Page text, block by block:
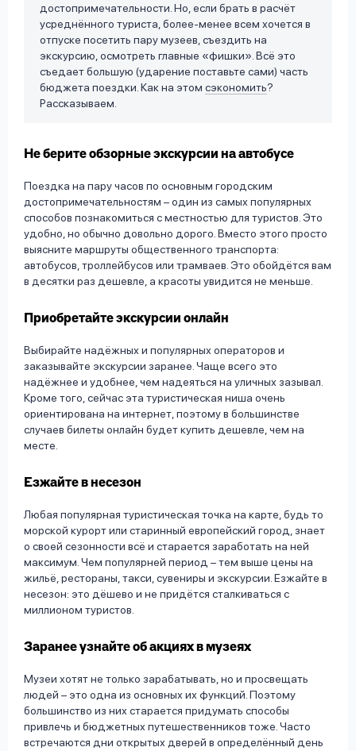
достопримечательности. Но, если брать в расчёт
усреднённого туриста, более-менее всем хочется в
отпуске посетить пару музеев, съездить на
экскурсию, осмотреть главные «фишки». Всё это
съедает большую (ударение поставьте сами) часть
бюджета поездки. Как на этом сэкономить?
Рассказываем.
Не берите обзорные экскурсии на автобусе
Поездка на пару часов по основным городским
достопримечательностям – один из самых популярных
способов познакомиться с местностью для туристов. Это
удобно, но обычно довольно дорого. Вместо этого просто
выясните маршруты общественного транспорта:
автобусов, троллейбусов или трамваев. Это обойдётся вам
в десятки раз дешевле, а красоты увидится не меньше.
Приобретайте экскурсии онлайн
Выбирайте надёжных и популярных операторов и
заказывайте экскурсии заранее. Чаще всего это
надёжнее и удобнее, чем надеяться на уличных зазывал.
Кроме того, сейчас эта туристическая ниша очень
ориентирована на интернет, поэтому в большинстве
случаев билеты онлайн будет купить дешевле, чем на
месте.
Езжайте в несезон
Любая популярная туристическая точка на карте, будь то
морской курорт или старинный европейский город, знает
о своей сезонности всё и старается заработать на ней
максимум. Чем популярней период – тем выше цены на
жильё, рестораны, такси, сувениры и экскурсии. Езжайте в
несезон: это дёшево и не придётся сталкиваться с
миллионом туристов.
Заранее узнайте об акциях в музеях
Музеи хотят не только зарабатывать, но и просвещать
людей – это одна из основных их функций. Поэтому
большинство из них старается придумать способы
привлечь и бюджетных путешественников тоже. Часто
встречаются дни открытых дверей в определённый день
Войти под другим номером
вопросы